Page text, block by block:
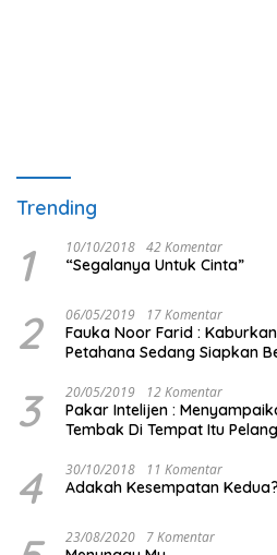
Trending
1 10/10/2018 42 Komentar
“Segalanya Untuk Cinta”
2 06/05/2019 17 Komentar
Fauka Noor Farid :
Petahana Sedang Siapkan
3 20/05/2019 12 Komentar
Pakar Intelijen :
Tembak Di Tempat Itu
4 30/10/2018 11 Komentar
Adakah Kesempatan Kedua?
23/08/2020 7 Komentar